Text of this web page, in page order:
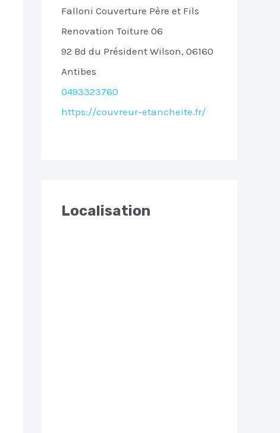
Falloni Couverture Père et Fils
Renovation Toiture 06
92 Bd du Président Wilson, 06160
Antibes
0493323760
https://couvreur-etancheite.fr/
Localisation